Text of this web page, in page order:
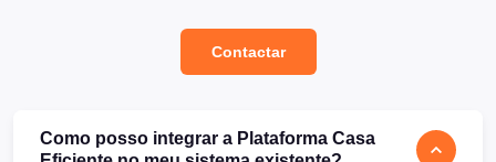
Contactar
Como posso integrar a Plataforma Casa